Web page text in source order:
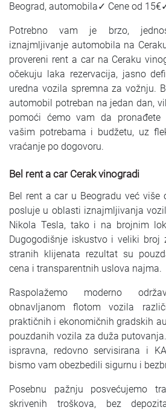
Beograd, automobila✓ Cene od
Potrebno vam je brzo,
iznajmljivanje automobila na
provereni rent a car na Ceraku
očekuju laka rezervacija, jasno
uredna vozila spremna za vožnju.
automobil potreban na jedan dan,
pomoći ćemo vam da pronađete
vašim potrebama i budžetu, uz
vraćanje po dogovoru.
Bel rent a car Cerak vinogradi
Bel rent a car u Beogradu već više
posluje u oblasti iznajmljivanja
Nikola Tesla, tako i na brojnim
Dugogodišnje iskustvo i veliki broj
stranih klijenata rezultat su
cena i transparentnih uslova najma.
Raspolažemo moderno
obnavljanom flotom vozila
praktičnih i ekonomičnih gradskih
pouzdanih vozila za duža
ispravna, redovno servisirana i
bismo vam obezbedili sigurnu i
Posebnu pažnju posvećujemo
skrivenih troškova, bez